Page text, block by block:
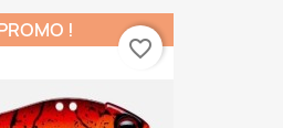
!
favorite_border